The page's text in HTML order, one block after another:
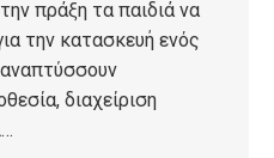
πράξη τα παιδιά να
την κατασκευή ενός
διαχείριση